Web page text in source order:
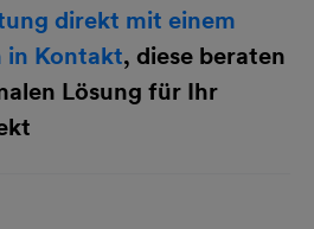
direkt mit einem
in Kontakt, diese beraten
Lösung für Ihr